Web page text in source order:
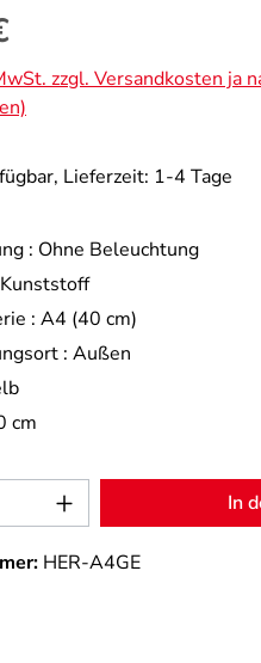
zzgl. Versandkosten ja
Lieferzeit: 1-4 Tage
: Ohne Beleuchtung
Kunststoff
: A4 (40 cm)
: Außen
cm
Gib den In
HER-A4GE